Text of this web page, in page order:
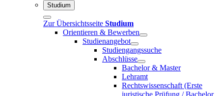
Studium
Zur Übersichtsseite Studium
Orientieren & Bewerben
Studienangebot
Studiengangssuche
Abschlüsse
Bachelor & Master
Lehramt
Rechtswissenschaft (Erste
juristische Prüfung / Bachelor